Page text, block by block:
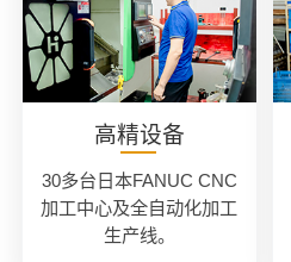
高精设备
30多台日本FANUC CNC
加工中心及全自动化加工
生产线。